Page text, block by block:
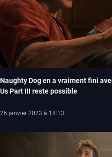
Naughty Dog en a vraiment fini
Us Part III reste possible
26 janvier 2023 à 18:13